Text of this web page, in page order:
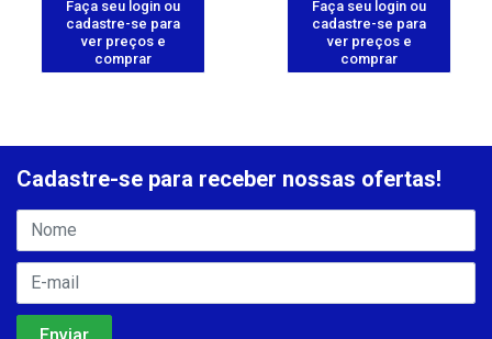
Faça seu login ou
cadastre-se para
ver preços e
comprar
Faça seu login ou
cadastre-se para
ver preços e
comprar
Cadastre-se para receber nossas ofertas!